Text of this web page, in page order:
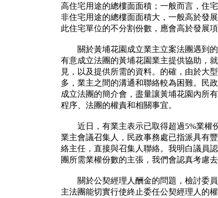
高住宅用途的總樓面面積；一般而言，住
非住宅用途的總樓面面積大，一般高於發
此住宅單位的不分割份數，應會高於發展
關於黃埔花園成立業主立案法團遇到的
有意成立法團的黃埔花園業主提供協助，
見，以及提供所需的資料。的確，由於大
多，業主之間的溝通和聯絡較為困難。民
成立法團的簡介會，盡量讓黃埔花園內所
程序、法團的權責和相關事宜。
近日，有業主表示已取得超過5%業權
業主會議召集人，民政事務處已指派具有
絡主任，直接與召集人聯絡。我明白議員
團所需業權份數的主張，我們會認真考慮
關於公契經理人酬金的問題，檢討委員
主法團能切實行使終止委任公契經理人的